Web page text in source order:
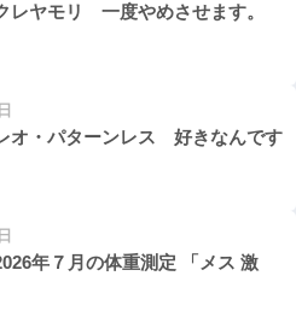
レヤモリ 一度やめさせます。
オ・パターンレス 好きなんです
年７月の体重測定 「メス 激